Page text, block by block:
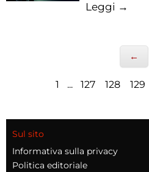
Leggi →
←
1 ... 127 128 129
Sul sito
Informativa sulla privacy
Politica editoriale